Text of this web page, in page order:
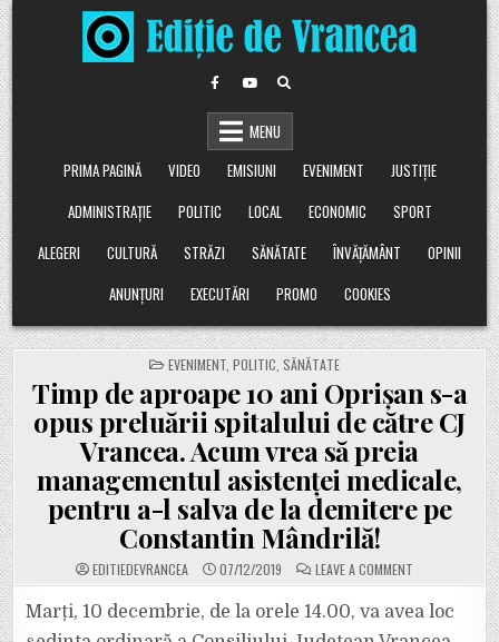
Skip
to
content
MENU
PRIMA PAGINĂ
VIDEO EMISIUNI EVENIMENT
JUSTIȚIE
ADMINISTRAȚIE
POLITIC LOCAL ECONOMIC
SPORT
ALEGERI
CULTURĂ STRĂZI SĂNĂTATE ÎNVĂȚĂMÂNT
OPINII
ANUNȚURI
EXECUTĂRI PROMO COOKIES
POSTED
IN
EVENIMENT, POLITIC SĂNĂTATE
Timp de aproape 10 ani Oprișan s-a
opus preluării spitalului de către CJ
Vrancea. Acum vrea să preia
managementul asistenței medicale,
pentru a-l salva de la demitere pe
Constantin Mândrilă!
EDITIEDEVRANCEA 07/12/2019 LEAVE A COMMENTON
TIMP
APROAPE
10
ANI
Marți, 10 decembrie, de la orele 14.00, va avea loc